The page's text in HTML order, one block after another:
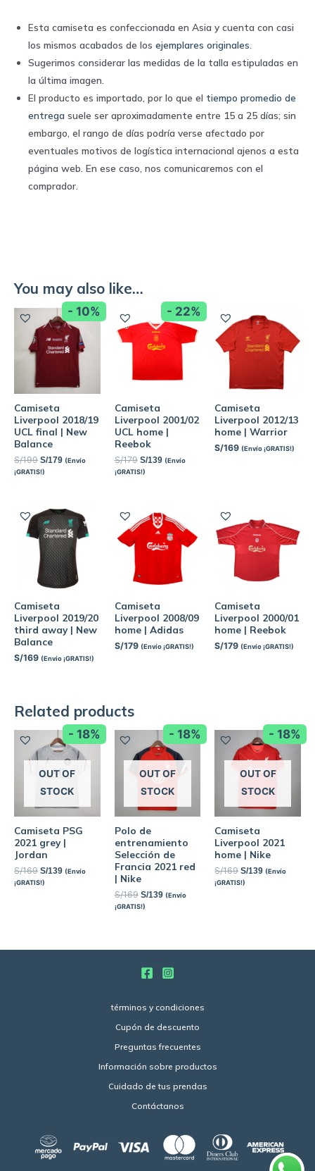
Esta camiseta es confeccionada en Asia y cuenta con casi
los mismos acabados de los ejemplares originales.
Sugerimos considerar las medidas de la talla estipuladas en
la última imagen.
El producto es importado, por lo que el tiempo promedio de
entrega suele ser aproximadamente entre 15 a 25 días; sin
embargo, el rango de días podría verse afectado por
eventuales motivos de logística internacional ajenos a esta
página web. En ese caso, nos comunicaremos con el
comprador.
You may also like…
- 10%
Camiseta
Liverpool 2018/19
UCL final | New
Balance
S/199 S/179 (Envío
¡GRATIS!)
- 22%
Camiseta
Liverpool 2001/02
UCL home |
Reebok
S/179 S/139 (Envío
¡GRATIS!)
Camiseta
Liverpool 2012/13
home | Warrior
S/169 (Envío ¡GRATIS!)
Camiseta
Liverpool 2019/20
third away | New
Balance
S/169 (Envío ¡GRATIS!)
Camiseta
Liverpool 2008/09
home | Adidas
S/179 (Envío ¡GRATIS!)
Camiseta
Liverpool 2000/01
home | Reebok
S/179 (Envío ¡GRATIS!)
Related products
- 18%
OUT OF
STOCK
Camiseta PSG
2021 grey |
Jordan
S/169 S/139 (Envío
¡GRATIS!)
- 18%
OUT OF
STOCK
Polo de
entrenamiento
Selección de
Francia 2021 red
| Nike
S/169 S/139 (Envío
¡GRATIS!)
- 18%
OUT OF
STOCK
Camiseta
Liverpool 2021
home | Nike
S/169 S/139 (Envío
¡GRATIS!)
términos y condiciones
Cupón de descuento
Preguntas frecuentes
Información sobre productos
Cuidado de tus prendas
Contáctanos